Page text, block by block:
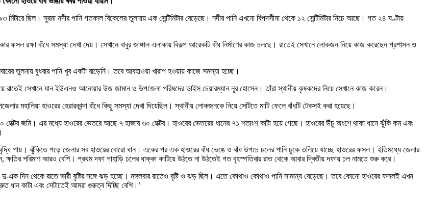
ছিল। সুরমা নদীর পানি গতকাল বিকেলের তুলনায় এক সেন্টিমিটার বেড়েছে। নদীর পানি এখনো বিপদসীমা থেকে ১২ সেন্টিমিটার নিচে আছে। গত ২৪ ঘণ্টায়
ফসল রক্ষা বাঁধে সমস্যা দেখা দেয়। সেখানে বাবুর জাঙ্গাল এলাকায় বিকল্প আরেকটি বাঁধ নির্মাণের কাজ চলছে। রাতেই সেখানে লোকজন নিয়ে কাজ করেছেন প্রশাসন ও
তুলনায় বুধবার পানি খুব একটা বাড়েনি। তবে আবহাওয়া খারাপ হওয়ায় কাজে সমস্যা হচ্ছে।
রাতেই সেখানে যান ইউএনও আনোয়ার উজ জামান ও উপজেলা পরিষদের ভাইস চেয়ারম্যান নূর হোসেন। তাঁরা স্থানীয় কৃষকদের নিয়ে সেখানে কাজ করেন।
হাওরের হেরারকান্দা বাঁধে কিছু সমস্যা দেখা দিয়েছিল। স্থানীয় লোকজনকে নিয়ে সেটিতে মাটি ফেলে বাঁধটি টেকসই করা হয়েছে।
জমি। এর মধ্যে হাওরের ভেতরে আছে ৭ হাজার ৩০ হেক্টর। হাওরের ভেতরের ধানের ৭১ শতাংশ কাটা হয়ে গেছে। হাওরের উঁচু অংশে থাকা ধানে ঝুঁকি কম এবং
পায়। ঝুঁকিতে পড়ে জেলার সব হাওরের বোরো ধান। একের পর এক হাওরের বাঁধ ভেঙে ও বাঁধ উপচে ঢলের পানি ঢুকে তলিয়ে যাচ্ছে হাওরের ফসল। ইতিমধ্যে জেলার
পরিমাণ আরও বেশি। প্রথম দফা পাহাড়ি ঢলের ধাক্কা কাটিয়ে উঠতে না উঠতেই গত বৃহস্পতিবার রাত থেকে আবার দ্বিতীয় দফায় ঢল নামতে শুরু করে।
দু-এক দিন থেকে রাতে ভারী বৃষ্টির সঙ্গে ঝড় হচ্ছে। মঙ্গলবার রাতেও বৃষ্টি ও ঝড় ছিল। এতে কোথাও কোথাও পানি সামান্য বেড়েছে। তবে কোনো হাওরের ফসলই এখন
ধান কাটা এবং সেটাতেই আমরা গুরুত্ব দিচ্ছি বেশি।’